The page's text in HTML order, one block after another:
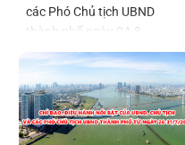
các Phó Chủ tịch UBND
thành phố ngày 04-8